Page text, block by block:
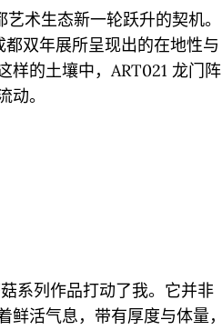
术生态新一轮跃升的契机。
双年展所呈现出的在地性与
样的土壤中，ART021 龙门阵
。
系列作品打动了我。它并非
活气息，带有厚度与体量，